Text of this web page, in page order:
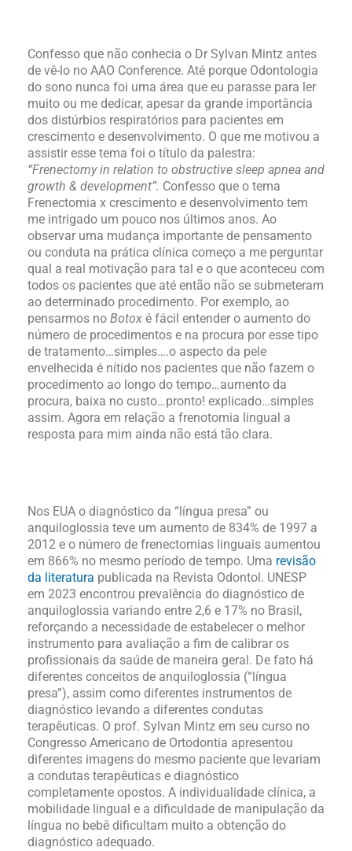
Confesso que não conhecia o Dr Sylvan Mintz antes
de vê-lo no AAO Conference. Até porque Odontologia
do sono nunca foi uma área que eu parasse para ler
muito ou me dedicar, apesar da grande importância
dos distúrbios respiratórios para pacientes em
crescimento e desenvolvimento. O que me motivou a
assistir esse tema foi o título da palestra:
“Frenectomy in relation to obstructive sleep apnea and
growth & development”. Confesso que o tema
Frenectomia x crescimento e desenvolvimento tem
me intrigado um pouco nos últimos anos. Ao
observar uma mudança importante de pensamento
ou conduta na prática clínica começo a me perguntar
qual a real motivação para tal e o que aconteceu com
todos os pacientes que até então não se submeteram
ao determinado procedimento. Por exemplo, ao
pensarmos no Botox é fácil entender o aumento do
número de procedimentos e na procura por esse tipo
de tratamento…simples….o aspecto da pele
envelhecida é nítido nos pacientes que não fazem o
procedimento ao longo do tempo…aumento da
procura, baixa no custo…pronto! explicado…simples
assim. Agora em relação a frenotomia lingual a
resposta para mim ainda não está tão clara.
Nos EUA o diagnóstico da “língua presa” ou
anquiloglossia teve um aumento de 834% de 1997 a
2012 e o número de frenectomias linguais aumentou
em 866% no mesmo período de tempo. Uma revisão
da literatura publicada na Revista Odontol. UNESP
em 2023 encontrou prevalência do diagnóstico de
anquiloglossia variando entre 2,6 e 17% no Brasil,
reforçando a necessidade de estabelecer o melhor
instrumento para avaliação a fim de calibrar os
profissionais da saúde de maneira geral. De fato há
diferentes conceitos de anquiloglossia (“língua
presa”), assim como diferentes instrumentos de
diagnóstico levando a diferentes condutas
terapêuticas. O prof. Sylvan Mintz em seu curso no
Congresso Americano de Ortodontia apresentou
diferentes imagens do mesmo paciente que levariam
a condutas terapêuticas e diagnóstico
completamente opostos. A individualidade clínica, a
mobilidade lingual e a dificuldade de manipulação da
língua no bebê dificultam muito a obtenção do
diagnóstico adequado.